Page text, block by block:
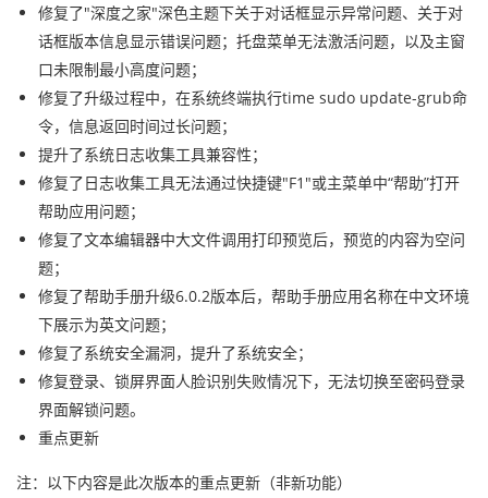
修复了"深度之家"深色主题下关于对话框显示异常问题、关于对
话框版本信息显示错误问题；托盘菜单无法激活问题，以及主窗
口未限制最小高度问题；
修复了升级过程中，在系统终端执行time sudo update-grub命
令，信息返回时间过长问题；
提升了系统日志收集工具兼容性；
修复了日志收集工具无法通过快捷键"F1"或主菜单中“帮助”打开
帮助应用问题；
修复了文本编辑器中大文件调用打印预览后，预览的内容为空问
题；
修复了帮助手册升级6.0.2版本后，帮助手册应用名称在中文环境
下展示为英文问题；
修复了系统安全漏洞，提升了系统安全；
修复登录、锁屏界面人脸识别失败情况下，无法切换至密码登录
界面解锁问题。
重点更新
注：以下内容是此次版本的重点更新（非新功能）